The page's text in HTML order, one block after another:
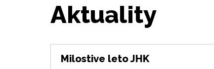
Aktuality
Milostive leto JHK